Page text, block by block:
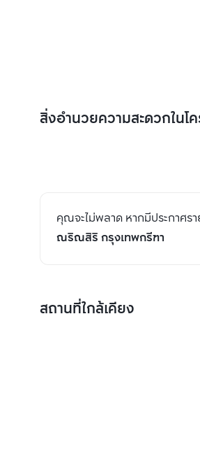
สิ่งอำนวยความสะดวกในโ
คุณจะไม่พลาด หากมีประกาศรา
ณริณสิริ กรุงเทพกรีฑา
สถานที่ใกล้เคียง